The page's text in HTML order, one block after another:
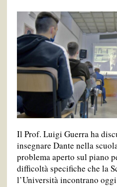
Il Prof. Luigi Guerra ha
insegnare Dante nella
problema aperto sul piano
difficoltà specifiche che la
l’Università incontrano